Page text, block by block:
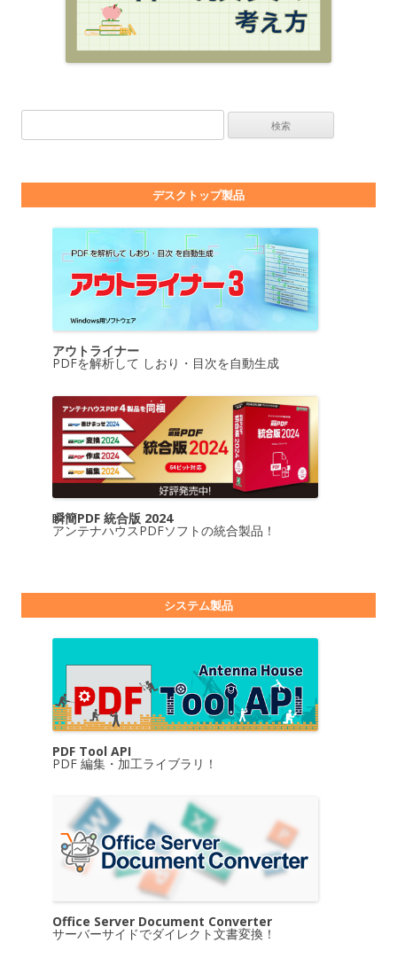
デスクトップ製品
アウトライナー
PDFを解析して しおり・目次を自動生成
瞬簡PDF 統合版 2024
アンテナハウスPDFソフトの統合製品！
システム製品
PDF Tool API
PDF 編集・加工ライブラリ！
Office Server Document Converter
サーバーサイドでダイレクト文書変換！